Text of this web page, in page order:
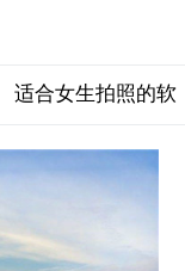
适合女生拍照的软
件大全